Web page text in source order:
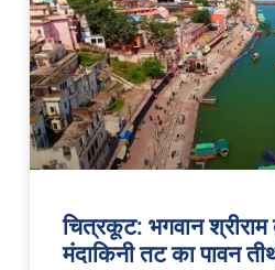
चित्रकूट: भगवान श्रीराम
मंदाकिनी तट का पावन